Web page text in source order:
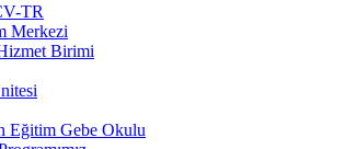
TR
Merkezi
Birimi
Eğitim Gebe Okulu